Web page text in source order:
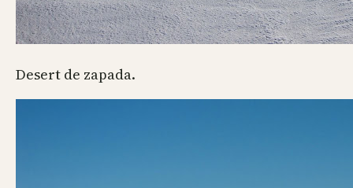
Desert de zapada.